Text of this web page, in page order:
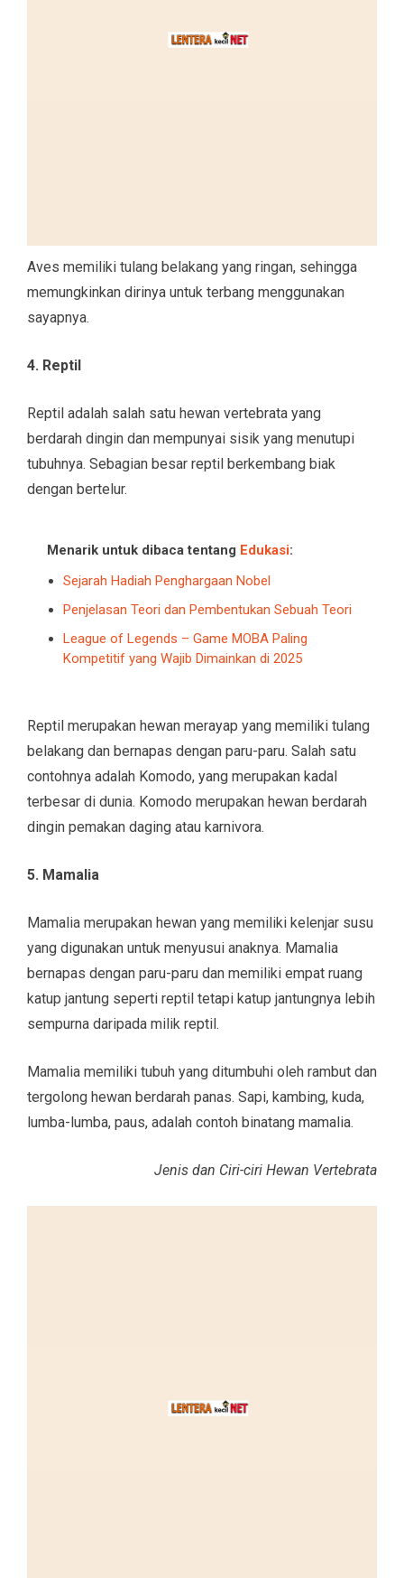
Aves memiliki tulang belakang yang ringan, sehingga
memungkinkan dirinya untuk terbang menggunakan
sayapnya.
4. Reptil
Reptil adalah salah satu hewan vertebrata yang
berdarah dingin dan mempunyai sisik yang menutupi
tubuhnya. Sebagian besar reptil berkembang biak
dengan bertelur.
Menarik untuk dibaca tentang Edukasi:
Sejarah Hadiah Penghargaan Nobel
Penjelasan Teori dan Pembentukan Sebuah Teori
League of Legends – Game MOBA Paling
Kompetitif yang Wajib Dimainkan di 2025
Reptil merupakan hewan merayap yang memiliki tulang
belakang dan bernapas dengan paru-paru. Salah satu
contohnya adalah Komodo, yang merupakan kadal
terbesar di dunia. Komodo merupakan hewan berdarah
dingin pemakan daging atau karnivora.
5. Mamalia
Mamalia merupakan hewan yang memiliki kelenjar susu
yang digunakan untuk menyusui anaknya. Mamalia
bernapas dengan paru-paru dan memiliki empat ruang
katup jantung seperti reptil tetapi katup jantungnya lebih
sempurna daripada milik reptil.
Mamalia memiliki tubuh yang ditumbuhi oleh rambut dan
tergolong hewan berdarah panas. Sapi, kambing, kuda,
lumba-lumba, paus, adalah contoh binatang mamalia.
Jenis dan Ciri-ciri Hewan Vertebrata